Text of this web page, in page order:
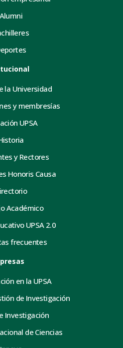
Alumni
la Universidad
y membresías
UPSA
y Rectores
Honoris Causa
Académico
UPSA 2.0
frecuentes
en la UPSA
de Investigación
Investigación
de Ciencias